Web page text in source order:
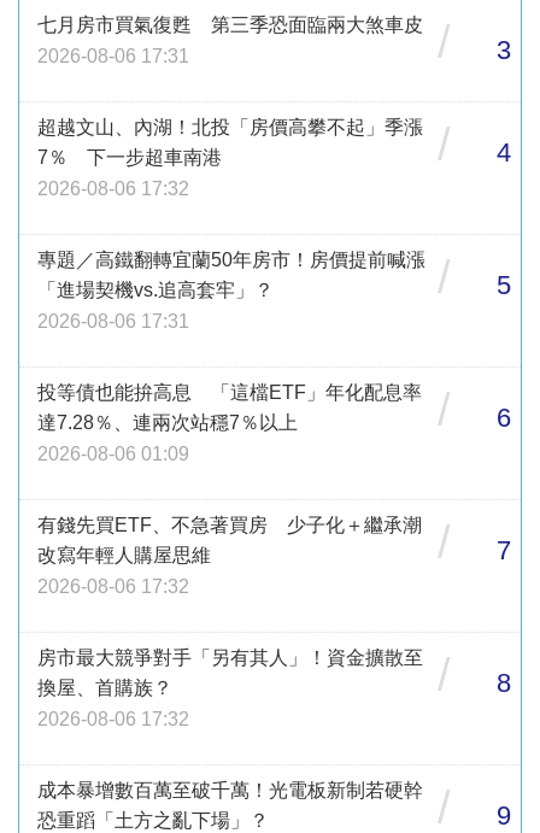
七月房市買氣復甦 第三季恐面臨兩大煞車皮
2026-08-06 17:31
/ 3
超越文山、內湖！北投「房價高攀不起」季漲
7％ 下一步超車南港
2026-08-06 17:32
/ 4
專題／高鐵翻轉宜蘭50年房市！房價提前喊漲
「進場契機vs.追高套牢」？
2026-08-06 17:31
/ 5
投等債也能拚高息 「這檔ETF」年化配息率
達7.28％、連兩次站穩7％以上
2026-08-06 01:09
/ 6
有錢先買ETF、不急著買房 少子化＋繼承潮
改寫年輕人購屋思維
2026-08-06 17:32
/ 7
房市最大競爭對手「另有其人」！資金擴散至
換屋、首購族？
2026-08-06 17:32
/ 8
成本暴增數百萬至破千萬！光電板新制若硬幹
恐重蹈「土方之亂下場」？
/ 9